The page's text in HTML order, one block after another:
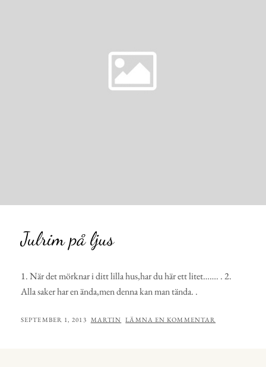
Julrim på ljus
1. När det mörknar i ditt lilla hus,har du här ett litet……. . 2.
Alla saker har en ända,men denna kan man tända. .
PUBLICERAT
SEPTEMBER 1, 2013 AV
MARTIN LÄMNA EN KOMMENTAR